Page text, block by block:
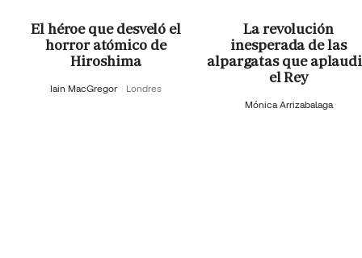
El héroe que desveló el
horror atómico de
Hiroshima
Iain MacGregor Londres
La revolución
inesperada de las
alpargatas que
el Rey
Mónica Arrizabalaga